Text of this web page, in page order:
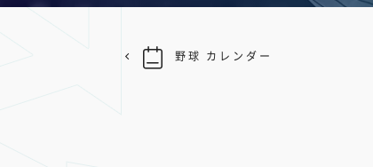
野球 カレンダー